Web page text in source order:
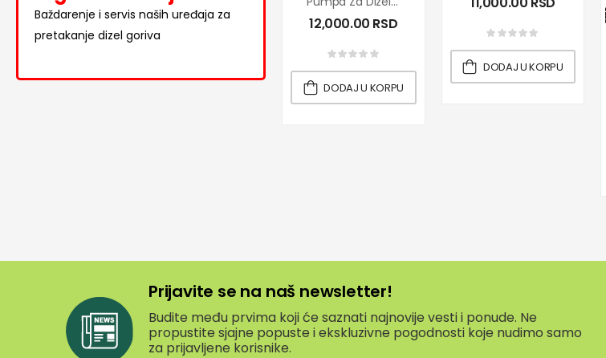
Baždarenje i servis naših uređaja za
pretakanje dizel goriva
12,000.00 RSD
DODAJ U KORPU
DODAJ U KORPU
Prijavite se na naš newsletter!
Budite među prvima koji će saznati najnovije vesti i ponude. Ne
propustite sjajne popuste i ekskluzivne pogodnosti koje nudimo samo
za prijavljene korisnike.